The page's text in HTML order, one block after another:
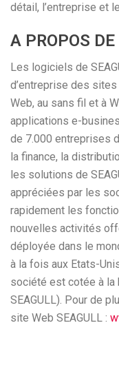
détail, l’entreprise et
A PROPOS
Les logiciels de
d’entreprise des
Web, au sans fil et à
applications e-
de 7.000 entreprises
la finance, la
les solutions de
appréciées par les
rapidement les
nouvelles activités
déployée dans le
à la fois aux Etats-
société est cotée à la
SEAGULL). Pour de
site Web SEAGULL :